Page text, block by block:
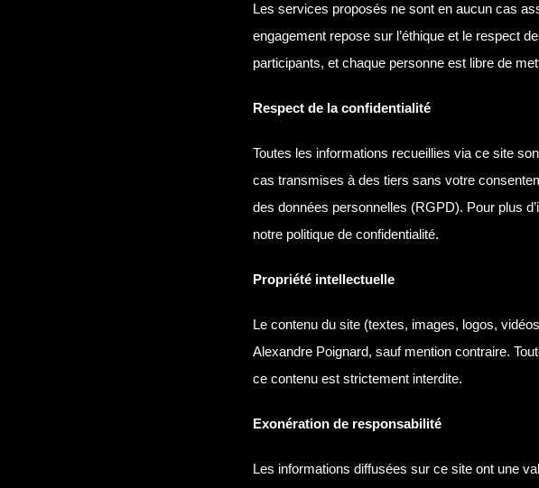
Les services proposés ne sont en aucun cas
engagement repose sur l’éthique et le respect
participants, et chaque personne est libre de
Respect de la confidentialité
Toutes les informations recueillies via ce site
cas transmises à des tiers sans votre
des données personnelles (RGPD). Pour plus
notre politique de confidentialité.
Propriété intellectuelle
Le contenu du site (textes, images, logos,
Alexandre Poignard, sauf mention contraire.
ce contenu est strictement interdite.
Exonération de responsabilité
Les informations diffusées sur ce site ont une